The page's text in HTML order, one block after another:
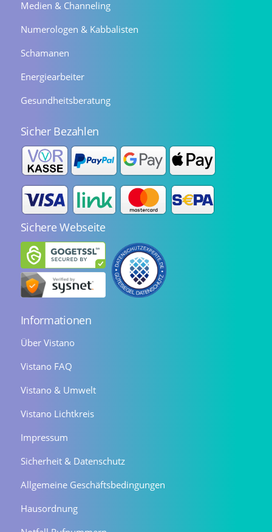
Medien & Channeling
Numerologen & Kabbalisten
Schamanen
Energiearbeiter
Gesundheitsberatung
Sicher Bezahlen
Sichere Webseite
Informationen
Über Vistano
Vistano FAQ
Vistano & Umwelt
Vistano Lichtkreis
Impressum
Sicherheit & Datenschutz
Allgemeine Geschäftsbedingungen
Hausordnung